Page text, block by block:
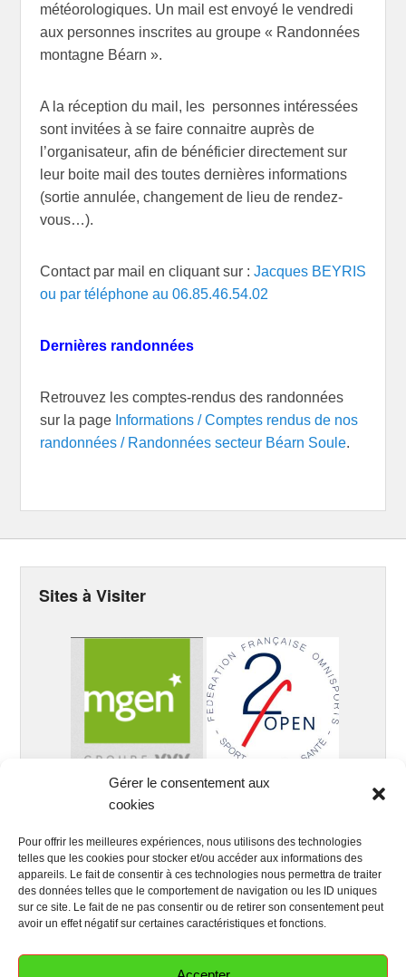
Gérer le consentement aux
cookies
Pour offrir les meilleures expériences, nous utilisons des technologies
telles que les cookies pour stocker et/ou accéder aux informations des
appareils. Le fait de consentir à ces technologies nous permettra de traiter
des données telles que le comportement de navigation ou les ID uniques
sur ce site. Le fait de ne pas consentir ou de retirer son consentement peut
avoir un effet négatif sur certaines caractéristiques et fonctions.
météorologiques. Un mail est envoyé le vendredi
aux personnes inscrites au groupe « Randonnées
montagne Béarn ».
A la réception du mail, les personnes intéressées
sont invitées à se faire connaitre auprès de
l’organisateur, afin de bénéficier directement sur
leur boite mail des toutes dernières informations
(sortie annulée, changement de lieu de rendez-
vous…).
Contact par mail en cliquant sur : Jacques BEYRIS
ou par téléphone au 06.85.46.54.02
Dernières randonnées
Retrouvez les comptes-rendus des randonnées
sur la page Informations / Comptes rendus de nos
randonnées / Randonnées secteur Béarn Soule.
Sites à Visiter